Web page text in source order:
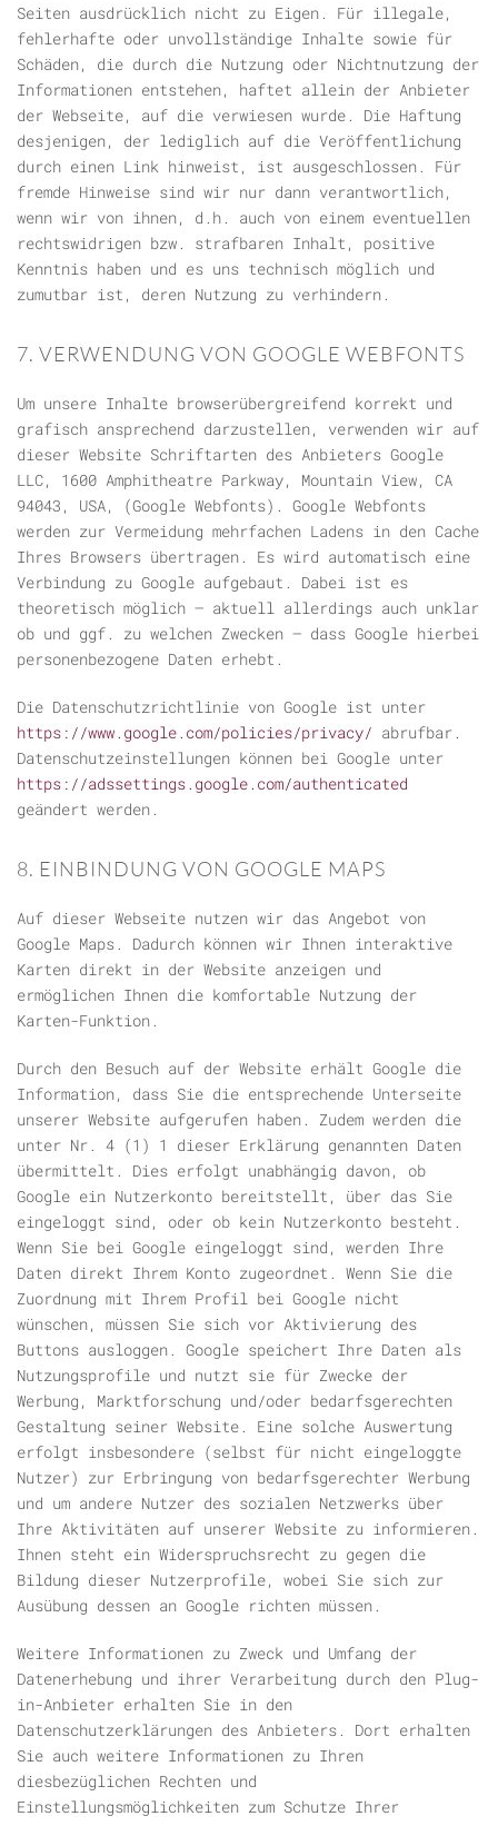
Seiten ausdrücklich nicht zu Eigen. Für illegale,
fehlerhafte oder unvollständige Inhalte sowie für
Schäden, die durch die Nutzung oder Nichtnutzung der
Informationen entstehen, haftet allein der Anbieter
der Webseite, auf die verwiesen wurde. Die Haftung
desjenigen, der lediglich auf die Veröffentlichung
durch einen Link hinweist, ist ausgeschlossen. Für
fremde Hinweise sind wir nur dann verantwortlich,
wenn wir von ihnen, d.h. auch von einem eventuellen
rechtswidrigen bzw. strafbaren Inhalt, positive
Kenntnis haben und es uns technisch möglich und
zumutbar ist, deren Nutzung zu verhindern.
7. VERWENDUNG VON GOOGLE WEBFONTS
Um unsere Inhalte browserübergreifend korrekt und
grafisch ansprechend darzustellen, verwenden wir auf
dieser Website Schriftarten des Anbieters Google
LLC, 1600 Amphitheatre Parkway, Mountain View, CA
94043, USA, (Google Webfonts). Google Webfonts
werden zur Vermeidung mehrfachen Ladens in den Cache
Ihres Browsers übertragen. Es wird automatisch eine
Verbindung zu Google aufgebaut. Dabei ist es
theoretisch möglich – aktuell allerdings auch unklar
ob und ggf. zu welchen Zwecken – dass Google hierbei
personenbezogene Daten erhebt.
Die Datenschutzrichtlinie von Google ist unter
https://www.google.com/policies/privacy/ abrufbar.
Datenschutzeinstellungen können bei Google unter
https://adssettings.google.com/authenticated
geändert werden.
8. EINBINDUNG VON GOOGLE MAPS
Auf dieser Webseite nutzen wir das Angebot von
Google Maps. Dadurch können wir Ihnen interaktive
Karten direkt in der Website anzeigen und
ermöglichen Ihnen die komfortable Nutzung der
Karten-Funktion.
Durch den Besuch auf der Website erhält Google die
Information, dass Sie die entsprechende Unterseite
unserer Website aufgerufen haben. Zudem werden die
unter Nr. 4 (1) 1 dieser Erklärung genannten Daten
übermittelt. Dies erfolgt unabhängig davon, ob
Google ein Nutzerkonto bereitstellt, über das Sie
eingeloggt sind, oder ob kein Nutzerkonto besteht.
Wenn Sie bei Google eingeloggt sind, werden Ihre
Daten direkt Ihrem Konto zugeordnet. Wenn Sie die
Zuordnung mit Ihrem Profil bei Google nicht
wünschen, müssen Sie sich vor Aktivierung des
Buttons ausloggen. Google speichert Ihre Daten als
Nutzungsprofile und nutzt sie für Zwecke der
Werbung, Marktforschung und/oder bedarfsgerechten
Gestaltung seiner Website. Eine solche Auswertung
erfolgt insbesondere (selbst für nicht eingeloggte
Nutzer) zur Erbringung von bedarfsgerechter Werbung
und um andere Nutzer des sozialen Netzwerks über
Ihre Aktivitäten auf unserer Website zu informieren.
Ihnen steht ein Widerspruchsrecht zu gegen die
Bildung dieser Nutzerprofile, wobei Sie sich zur
Ausübung dessen an Google richten müssen.
Weitere Informationen zu Zweck und Umfang der
Datenerhebung und ihrer Verarbeitung durch den Plug-
in-Anbieter erhalten Sie in den
Datenschutzerklärungen des Anbieters. Dort erhalten
Sie auch weitere Informationen zu Ihren
diesbezüglichen Rechten und
Einstellungsmöglichkeiten zum Schutze Ihrer